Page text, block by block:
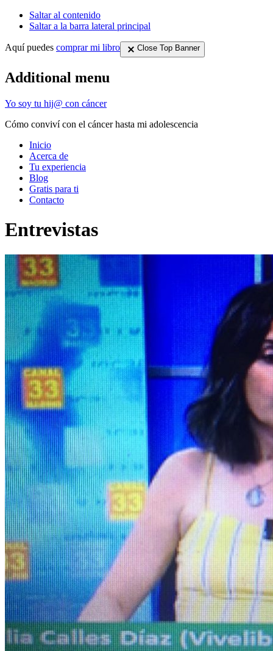
Saltar al contenido
Saltar a la barra lateral principal
Aquí puedes comprar mi libro Close Top Banner
Additional menu
Yo soy tu hij@ con cáncer
Cómo conviví con el cáncer hasta mi adolescencia
Inicio
Acerca de
Tu experiencia
Blog
Gratis para ti
Contacto
Entrevistas